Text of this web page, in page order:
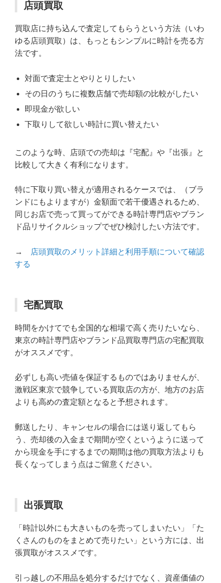
店頭買取
買取店に持ち込んで査定してもらうという方法（いわ
ゆる店頭買取）は、もっともシンプルに時計を売る方
法です。
対面で査定士とやりとりしたい
その日のうちに複数店舗で売却額の比較がしたい
即現金が欲しい
下取りして欲しい時計に買い替えたい
このような時、店頭での売却は『宅配』や『出張』と
比較して大きく有利になります。
特に下取り買い替えが適用されるケースでは、（ブラ
ンドにもよりますが）金額面で若干優遇されるため、
同じお店で売って買ってができる時計専門店やブラン
ド品リサイクルショップでぜひ検討したい方法です。
→
店頭買取のメリット詳細と利用手順について確認
する
宅配買取
時間をかけてでも全国的な相場で高く売りたいなら、
東京の時計専門店やブランド品買取専門店の宅配買取
がオススメです。
必ずしも高い売値を保証するものではありませんが、
激戦区東京で競争している買取店の方が、地方のお店
よりも高めの査定額となると予想されます。
郵送したり、キャンセルの場合には送り返してもら
う、売却後の入金まで期間が空くというように送って
から現金を手にするまでの期間は他の買取方法よりも
長くなってしまう点はご留意ください。
出張買取
「時計以外にも大きいものを売ってしまいたい」「た
くさんのものをまとめて売りたい」という方には、出
張買取がオススメです。
引っ越しの不用品を処分するだけでなく、資産価値の